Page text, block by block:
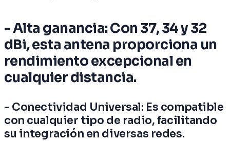
- Alta ganancia: Con 37, 34 y 32
dBi, esta antena proporciona un
rendimiento excepcional en
cualquier distancia.
- Conectividad Universal: Es compatible
con cualquier tipo de radio, facilitando
su integración en diversas redes.